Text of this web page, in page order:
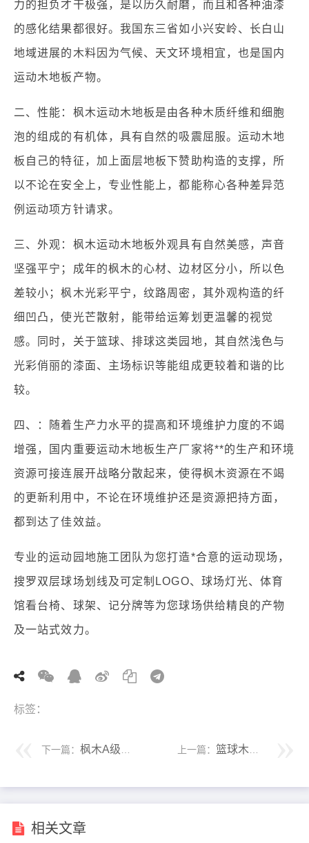
力的担负才干极强，是以历久耐磨，而且和各种油漆
的感化结果都很好。我国东三省如小兴安岭、长白山
地域进展的木料因为气候、天文环境相宜，也是国内
运动木地板产物。
二、性能：枫木运动木地板是由各种木质纤维和细胞
泡的组成的有机体，具有自然的吸震屈服。运动木地
板自己的特征，加上面层地板下赞助构造的支撑，所
以不论在安全上，专业性能上，都能称心各种差异范
例运动项方针请求。
三、外观：枫木运动木地板外观具有自然美感，声音
坚强平宁；成年的枫木的心材、边材区分小，所以色
差较小；枫木光彩平宁，纹路周密，其外观构造的纤
细凹凸，使光芒散射，能带给运筹划更温馨的视觉
感。同时，关于篮球、排球这类园地，其自然浅色与
光彩俏丽的漆面、主场标识等能组成更较着和谐的比
较。
四、：随着生产力水平的提高和环境维护力度的不竭
增强，国内重要运动木地板生产厂家将**的生产和环境
资源可接连展开战略分散起来，使得枫木资源在不竭
的更新利用中，不论在环境维护还是资源把持方面，
都到达了佳效益。
专业的运动园地施工团队为您打造*合意的运动现场，
搜罗双层球场划线及可定制LOGO、球场灯光、体育
馆看台椅、球架、记分牌等为您球场供给精良的产物
及一站式效力。
标签：
下一篇： 枫木A级和枫木B级运动木地板有什么区别？ 上一篇： 篮球木地板的-选材质是选枫木还是柞木？
相关文章